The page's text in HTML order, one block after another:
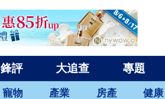
鋒評 大追查 專題
寵物 產業 房產 健康